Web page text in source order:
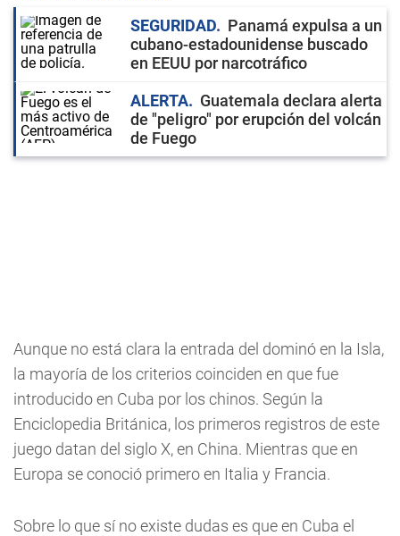
SEGURIDAD
Panamá expulsa a un
cubano-estadounidense buscado
en EEUU por narcotráfico
ALERTA
Guatemala declara alerta
de "peligro" por erupción del volcán
de Fuego
Aunque no está clara la entrada del dominó en la Isla,
la mayoría de los criterios coinciden en que fue
introducido en Cuba por los chinos. Según la
Enciclopedia Británica, los primeros registros de este
juego datan del siglo X, en China. Mientras que en
Europa se conoció primero en Italia y Francia.
Sobre lo que sí no existe dudas es que en Cuba el